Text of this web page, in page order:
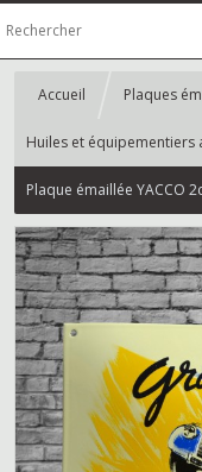
Accueil Plaques
Huiles et équipementiers
Plaque émaillée YACCO